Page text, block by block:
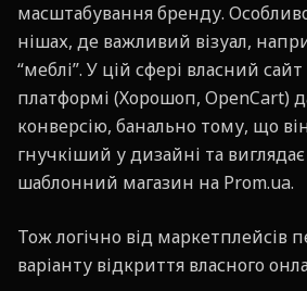
масштабування бренду.
нішах, де важливий візуал,
“меблі”. У цій сфері власний
платформі (Хорошоп, OpenCart)
конверсію, банально тому, що
гнучкіший у дизайні та
шаблонний магазин на Prom.ua.
Тож логічно від маркетплейсів
варіанту відкриття власного